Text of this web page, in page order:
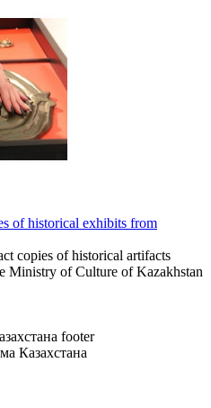
of historical exhibits from
copies of historical artifacts
Ministry of Culture of Kazakhstan
Казахстана